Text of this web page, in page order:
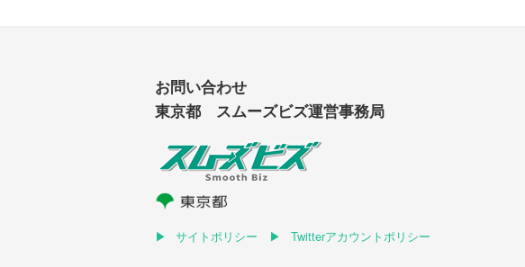
お問い合わせ
東京都 スムーズビズ運営事務局
サイトポリシー Twitterアカウントポリシー